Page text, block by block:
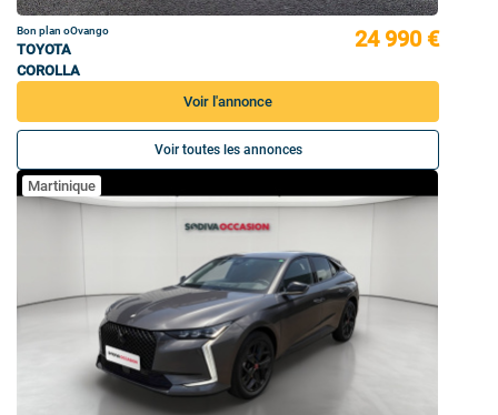
Bon plan oOvango
TOYOTA
COROLLA
24 990 €
Voir l'annonce
Voir toutes les annonces
Martinique